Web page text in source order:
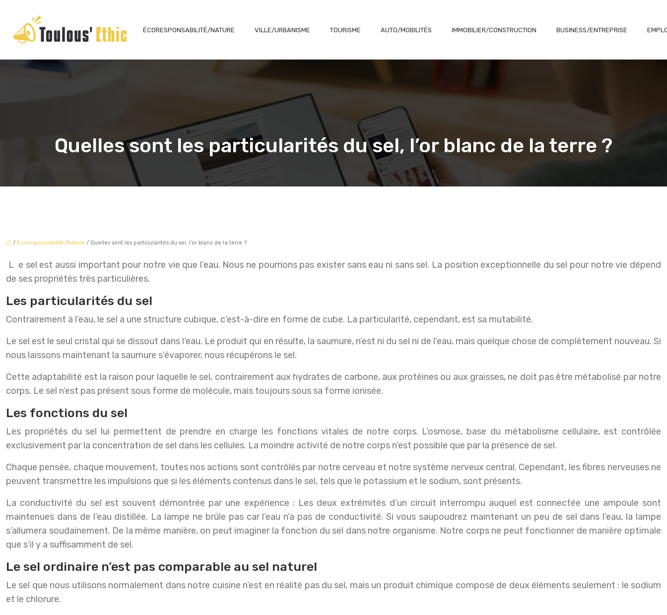
ÉCORESPONSABILITÉ/NATURE VILLE/URBANISME TOURISME AUTO/MOBILITÉS IMMOBILIER/CONSTRUCTION BUSINESS/ENTREPRISE
Quelles sont les particularités du sel, l’or blanc de la terre ?
/ Écoresponsabilité/Nature / Quelles sont les particularités du sel, l’or blanc de la terre ?
Le sel est aussi important pour notre vie que l’eau. Nous ne pourrions pas exister sans eau ni sans sel. La position exceptionnelle du sel pour notre vie dépend
de ses propriétés très particulières.
Les particularités du sel
Contrairement à l’eau, le sel a une structure cubique, c’est-à-dire en forme de cube. La particularité, cependant, est sa mutabilité.
Le sel est le seul cristal qui se dissout dans l’eau. Le produit qui en résulte, la saumure, n’est ni du sel ni de l’eau, mais quelque chose de complètement nouveau. Si
nous laissons maintenant la saumure s’évaporer, nous récupérons le sel.
Cette adaptabilité est la raison pour laquelle le sel, contrairement aux hydrates de carbone, aux protéines ou aux graisses, ne doit pas être métabolisé par notre
corps. Le sel n’est pas présent sous forme de molécule, mais toujours sous sa forme ionisée.
Les fonctions du sel
Les propriétés du sel lui permettent de prendre en charge les fonctions vitales de notre corps. L’osmose, base du métabolisme cellulaire, est contrôlée
exclusivement par la concentration de sel dans les cellules. La moindre activité de notre corps n’est possible que par la présence de sel.
Chaque pensée, chaque mouvement, toutes nos actions sont contrôlés par notre cerveau et notre système nerveux central. Cependant, les fibres nerveuses ne
peuvent transmettre les impulsions que si les éléments contenus dans le sel, tels que le potassium et le sodium, sont présents.
La conductivité du sel est souvent démontrée par une expérience : Les deux extrémités d’un circuit interrompu auquel est connectée une ampoule sont
maintenues dans de l’eau distillée. La lampe ne brûle pas car l’eau n’a pas de conductivité. Si vous saupoudrez maintenant un peu de sel dans l’eau, la lampe
s’allumera soudainement. De la même manière, on peut imaginer la fonction du sel dans notre organisme. Notre corps ne peut fonctionner de manière optimale
que s’il y a suffisamment de sel.
Le sel ordinaire n’est pas comparable au sel naturel
Le sel que nous utilisons normalement dans notre cuisine n’est en réalité pas du sel, mais un produit chimique composé de deux éléments seulement : le sodium
et le chlorure.